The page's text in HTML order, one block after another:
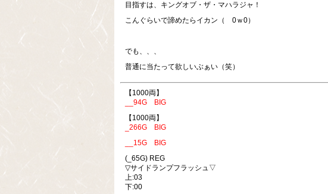
目指すは、キングオブ・ザ・マハラジャ！
こんぐらいで諦めたらイカン（ 0ｗ0）
でも、、、
普通に当たって欲しいぶぁい（笑）
【1000両】
__94G BIG
【1000両】
_266G BIG
__15G BIG
(_65G) REG
▽サイドランプフラッシュ▽
上:03
下:00